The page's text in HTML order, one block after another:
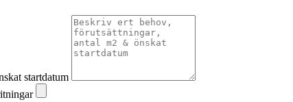
startdatum